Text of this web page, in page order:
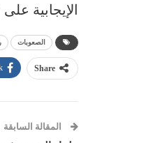
الإيجابية
الصعوبات
Share
المقالة السابقة